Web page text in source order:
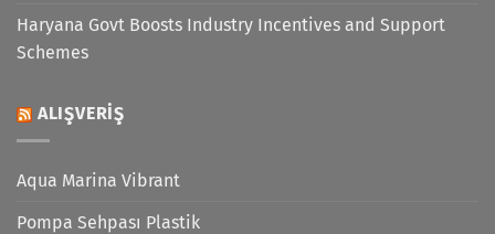
Haryana Govt Boosts Industry Incentives and Support
Schemes
ALIŞVERIŞ
Aqua Marina Vibrant
Pompa Sehpası Plastik